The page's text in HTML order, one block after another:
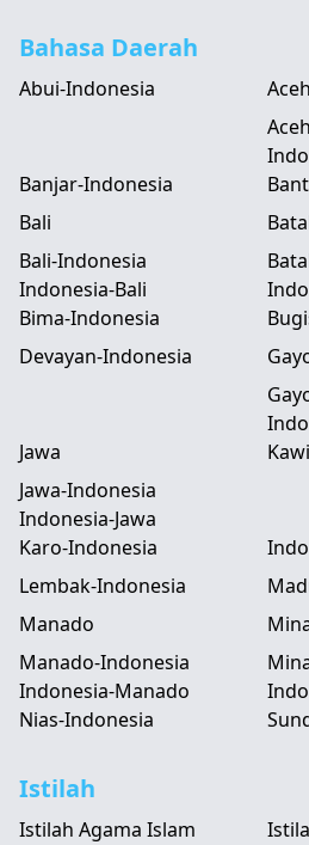
Bahasa Daerah
Abui-Indonesia
Aceh
Banjar-Indonesia
Bali
Bali-Indonesia
Indonesia-Bali
Bima-Indonesia
Devayan-Indonesia
Jawa
Jawa-Indonesia
Indonesia-Jawa
Karo-Indonesia
Lembak-Indonesia
Manado
Manado-Indonesia
Indonesia-Manado
Nias-Indonesia
Istilah
Istilah Agama Islam